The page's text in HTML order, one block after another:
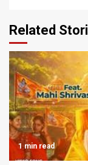
Related
1 min read